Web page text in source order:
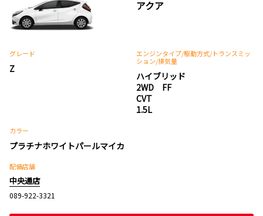
アクア
グレード
Z
エンジンタイプ/駆動方式/トランスミッ
ション/排気量
ハイブリッド
2WD FF
CVT
1.5L
カラー
プラチナホワイトパールマイカ
配備店舗
中央通店
089-922-3321